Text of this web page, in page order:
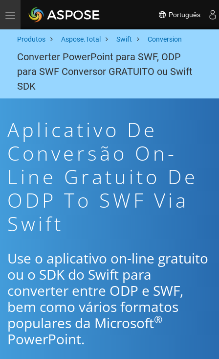
Toggle navigation Português
Produtos Aspose.Total Swift Conversion
Converter PowerPoint para SWF, ODP
para SWF Conversor GRATUITO ou Swift
SDK
Aplicativo De
Conversão On-
Line Gratuito De
ODP To SWF Via
Swift
Use o aplicativo on-line gratuito
ou o SDK do Swift para
converter entre ODP e SWF,
bem como vários formatos
populares da Microsoft®
PowerPoint.